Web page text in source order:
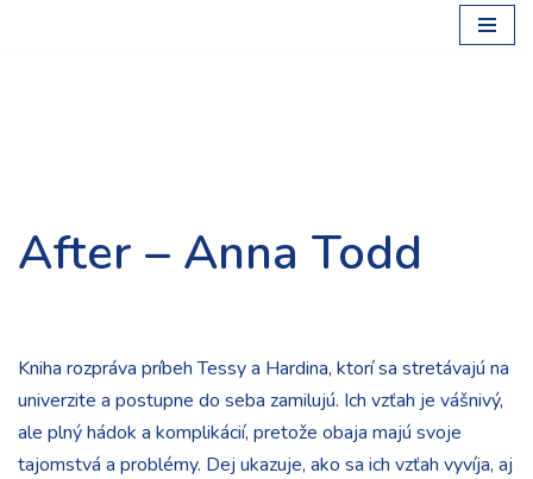
After – Anna Todd
Kniha rozpráva príbeh Tessy a Hardina, ktorí sa stretávajú na
univerzite a postupne do seba zamilujú. Ich vzťah je vášnivý,
ale plný hádok a komplikácií, pretože obaja majú svoje
tajomstvá a problémy. Dej ukazuje, ako sa ich vzťah vyvíja, aj